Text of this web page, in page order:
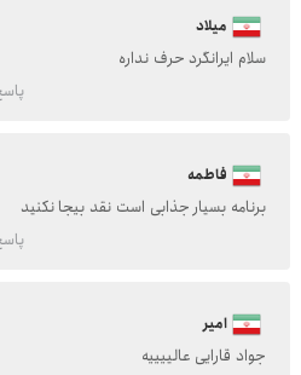
میلاد
سلام ایرانگرد حرف نداره
فاطمه
برنامه بسیار جذابی است نقد بیجا نکنید
امیر
جواد قارایی عالییییه